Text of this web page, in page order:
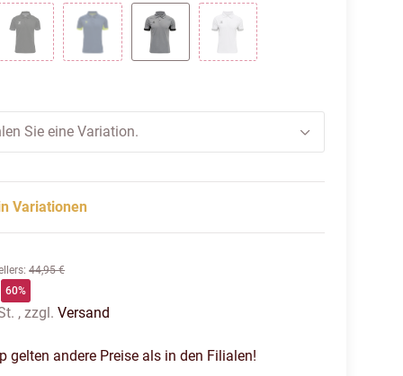
Sie eine Variation.
Variationen
:44,95 €
60%
, zzgl.Versand
gelten andere Preise als in den Filialen!